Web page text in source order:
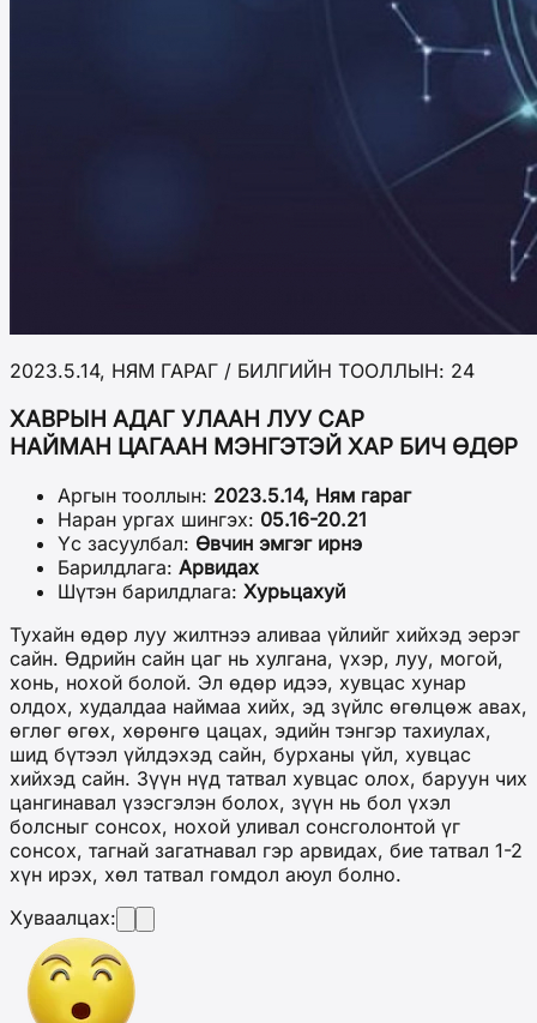
2023.5.14, НЯМ ГАРАГ / БИЛГИЙН ТООЛЛЫН: 24
ХАВРЫН АДАГ УЛААН ЛУУ САР
НАЙМАН ЦАГААН МЭНГЭТЭЙ ХАР БИЧ ӨДӨР
Аргын тооллын: 2023.5.14, Ням гараг
Наран ургах шингэх: 05.16-20.21
Үс засуулбал: Өвчин эмгэг ирнэ
Барилдлага: Арвидах
Шүтэн барилдлага: Хурьцахуй
Тухайн өдөр луу жилтнээ аливаа үйлийг хийхэд эерэг
сайн. Өдрийн сайн цаг нь хулгана, үхэр, луу, могой,
хонь, нохой болой. Эл өдөр идээ, хувцас хунар
олдох, худалдаа наймаа хийх, эд зүйлс өгөлцөж авах,
өглөг өгөх, хөрөнгө цацах, эдийн тэнгэр тахиулах,
шид бүтээл үйлдэхэд сайн, бурханы үйл, хувцас
хийхэд сайн. Зүүн нүд татвал хувцас олох, баруун чих
цангинавал үзэсгэлэн болох, зүүн нь бол үхэл
болсныг сонсох, нохой уливал сонсголонтой үг
сонсох, тагнай загатнавал гэр арвидах, бие татвал 1-2
хүн ирэх, хөл татвал гомдол аюул болно.
Хуваалцах: